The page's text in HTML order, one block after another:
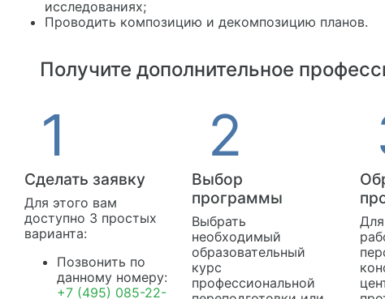
исследованиях;
Проводить композицию и декомпозицию планов.
Получите дополнительное
Сделать заявку
Для этого вам
доступно 3 простых
варианта:
Позвонить по
данному номеру:
+7 (495) 085-22-
Выбор
программы
Выбрать
необходимый
образовательный
курс
профессиональной